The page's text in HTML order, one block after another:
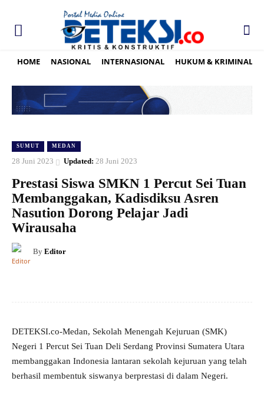
HOME NASIONAL INTERNASIONAL HUKUM & KRIMINAL
SUMUT MEDAN
28 Juni 2023 Updated: 28 Juni 2023
Prestasi Siswa SMKN 1 Percut Sei Tuan
Membanggakan, Kadisdiksu Asren
Nasution Dorong Pelajar Jadi
Wirausaha
By Editor
DETEKSI.co-Medan, Sekolah Menengah Kejuruan (SMK)
Negeri 1 Percut Sei Tuan Deli Serdang Provinsi Sumatera Utara
membanggakan Indonesia lantaran sekolah kejuruan yang telah
berhasil membentuk siswanya berprestasi di dalam Negeri.